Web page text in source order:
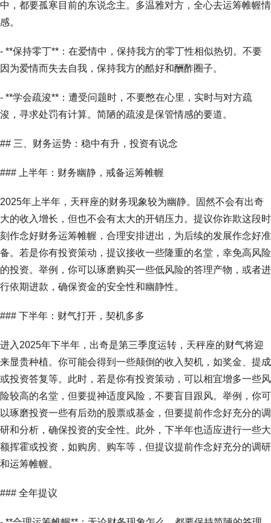
中，都要孤寒目前的东说念主。多温雅对方，全心去运筹帷幄情
感。
- **保持零丁**：在爱情中，保持我方的零丁性相似热切。不要
因为爱情而失去自我，保持我方的酷好和酬酢圈子。
- **学会疏浚**：遭受问题时，不要憋在心里，实时与对方疏
浚，寻求处罚有计算。简陋的疏浚是保管情感的要道。
## 三、财务运势：稳中有升，投资有说念
### 上半年：财务幽静，戒备运筹帷幄
2025年上半年，天秤座的财务现象较为幽静。固然不会有出奇
大的收入增长，但也不会有太大的开销压力。提议你诈欺这段时
刻作念好财务运筹帷幄，合理安排进出，为后续的发展作念好准
备。若是你有投资策动，提议接收一些隆重的名堂，幸免高风险
的投资。举例，你可以琢磨购买一些低风险的答理产物，或者进
行依期进款，确保资金的安全性和幽静性。
### 下半年：财气打开，契机多多
进入2025年下半年，出奇是第三季度运转，天秤座的财气将迎
来显贵种植。你可能会得到一些颠倒的收入契机，如奖金、提成
或投资答复等。此时，若是你有投资策动，可以相宜增多一些风
险较高的名堂，但要提神适度风险，不要盲目跟风。举例，你可
以琢磨投资一些有后劲的股票或基金，但要提前作念好充分的调
研和分析，确保投资的安全性。此外，下半年也适应进行一些大
额挥霍或投资，如购房、购车等，但提议提前作念好充分的调研
和运筹帷幄。
### 全年提议